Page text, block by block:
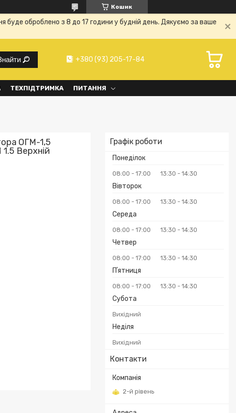
Кошик
буде оброблено з 8 до 17 години у будній день. Дякуємо за ваше
+380 (93) 205-17-84
ТЕХПІДТРИМКА ПИТАННЯ
Графік роботи
Понеділок
08:00 17:00 13:30 14:30
Вівторок
08:00 17:00 13:30 14:30
Середа
08:00 17:00 13:30 14:30
Четвер
08:00 17:00 13:30 14:30
Пʼятниця
08:00 17:00 13:30 14:30
Субота
Вихідний
Неділя
Вихідний
Контакти
2-й рівень
ОГМ-1,5
Верхній